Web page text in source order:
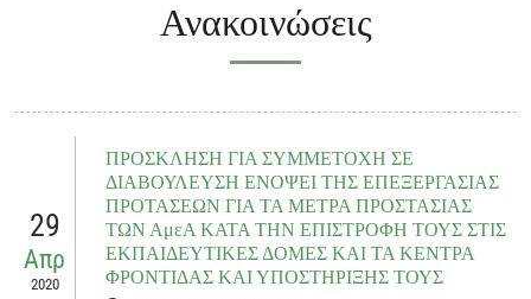
Ανακοινώσεις
29
Απρ
2020
ΠΡΟΣΚΛΗΣΗ ΓΙΑ ΣΥΜΜΕΤΟΧΗ ΣΕ
ΔΙΑΒΟΥΛΕΥΣΗ ΕΝΟΨΕΙ ΤΗΣ ΕΠΕΞΕΡΓΑΣΙΑΣ
ΠΡΟΤΑΣΕΩΝ ΓΙΑ ΤΑ ΜΕΤΡΑ ΠΡΟΣΤΑΣΙΑΣ
ΤΩΝ ΑμεΑ ΚΑΤΑ ΤΗΝ ΕΠΙΣΤΡΟΦΗ ΤΟΥΣ ΣΤΙΣ
ΕΚΠΑΙΔΕΥΤΙΚΕΣ ΔΟΜΕΣ ΚΑΙ ΤΑ ΚΕΝΤΡΑ
ΦΡΟΝΤΙΔΑΣ ΚΑΙ ΥΠΟΣΤΗΡΙΞΗΣ ΤΟΥΣ